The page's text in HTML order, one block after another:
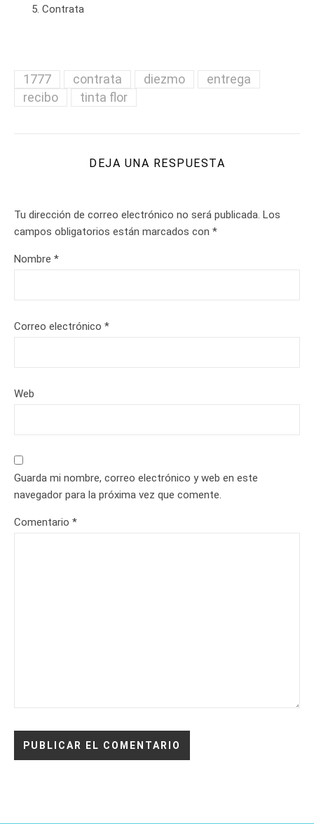
Contrata
1777 contrata diezmo
entrega
recibo
tinta flor
DEJA UNA RESPUESTA
Tu dirección de correo electrónico no será publicada. Los
campos obligatorios están marcados con *
Nombre *
Correo electrónico *
Web
Guarda mi nombre, correo electrónico y web en este
navegador para la próxima vez que comente.
Comentario *